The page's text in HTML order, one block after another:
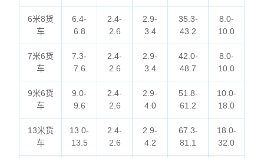
6米8货
车
6.4-
6.8
2.4-
2.6
2.9-
3.4
35.3-
43.2
8.0-
10.0
7米6货
车
7.3-
7.6
2.4-
2.6
2.9-
3.4
42.0-
48.7
8.0-
10.0
9米6货
车
9.0-
9.6
2.4-
2.6
2.9-
4.0
51.8-
61.2
10.0-
18.0
13米货
车
13.0-
13.5
2.4-
2.6
2.9-
4.2
67.3-
81.1
18.0-
32.0